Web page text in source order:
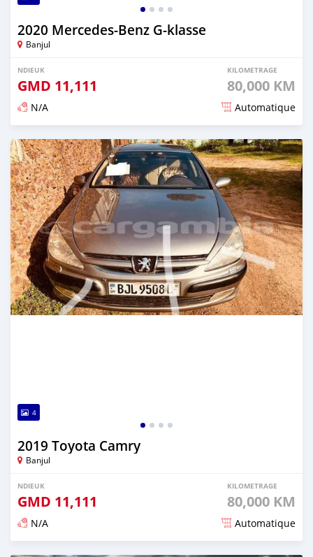
2020 Mercedes-Benz G-klasse
Banjul
NDIEUK
GMD 11,111
KILOMETRAGE
80,000 KM
N/A Automatique
Dougal na niou ko depuis over 2 years
4
2019 Toyota Camry
Banjul
NDIEUK
GMD 11,111
KILOMETRAGE
80,000 KM
N/A Automatique
Dougal na niou ko depuis over 2 years